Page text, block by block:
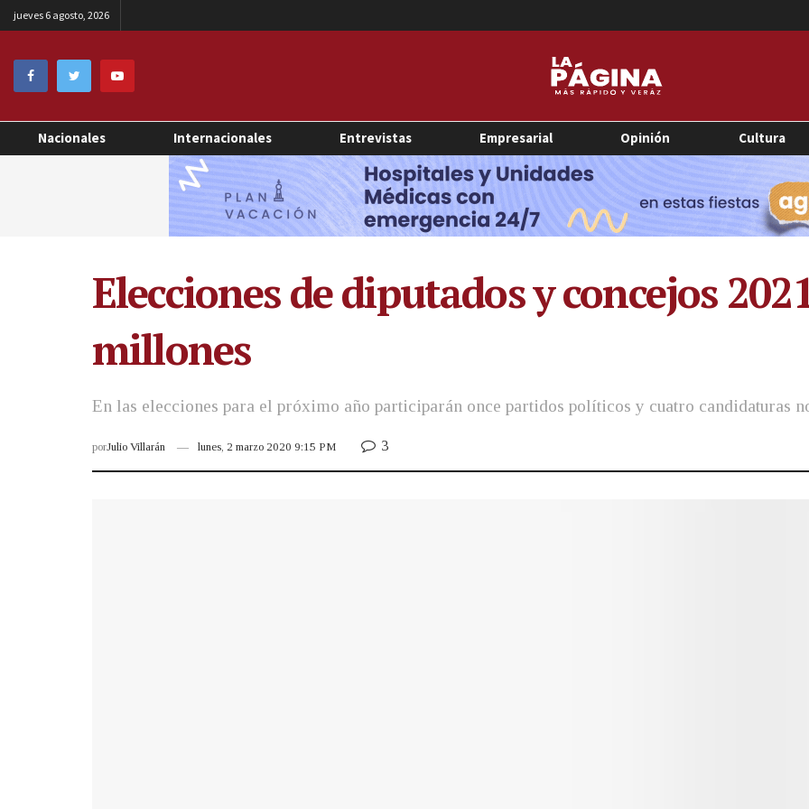
jueves 6 agosto, 2026
Nacionales Internacionales Entrevistas Empresarial Opinión Cultura
Elecciones de diputados y concejos
millones
En las elecciones para el próximo año participarán once partidos políticos y cuatro candidaturas
porJulio Villarán lunes, 2 marzo 2020 9:15 PM 3